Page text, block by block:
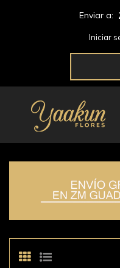
Enviar a:
Iniciar